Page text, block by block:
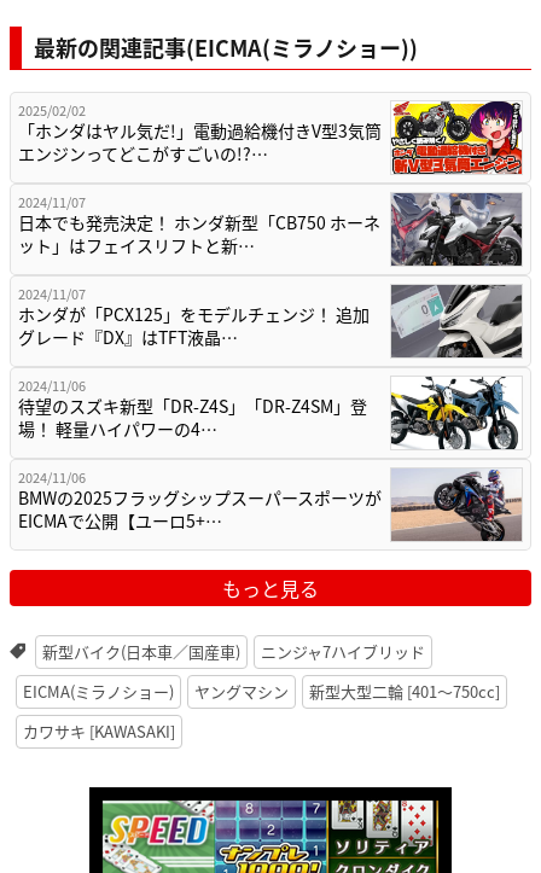
最新の関連記事(EICMA(ミラノショー))
2025/02/02
「ホンダはヤル気だ!」電動過給機付きV型3気筒
エンジンってどこがすごいの!?…
2024/11/07
日本でも発売決定！ ホンダ新型「CB750 ホーネ
ット」はフェイスリフトと新…
2024/11/07
ホンダが「PCX125」をモデルチェンジ！ 追加
グレード『DX』はTFT液晶…
2024/11/06
待望のスズキ新型「DR-Z4S」「DR-Z4SM」登
場！ 軽量ハイパワーの4…
2024/11/06
BMWの2025フラッグシップスーパースポーツが
EICMAで公開【ユーロ5+…
もっと見る
新型バイク(日本車／国産車)
ニンジャ7ハイブリッド
EICMA(ミラノショー)
ヤングマシン
新型大型二輪 [401〜750cc]
カワサキ [KAWASAKI]